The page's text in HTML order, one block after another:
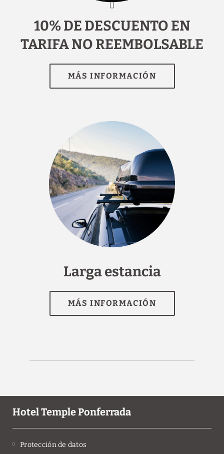
[]
10% DE DESCUENTO EN
TARIFA NO REEMBOLSABLE
Larga estancia
Hotel Temple Ponferrada
Protección de datos